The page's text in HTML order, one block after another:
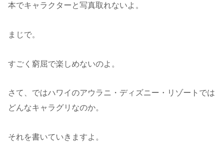
本でキャラクターと写真取れないよ。
まじで。
すごく窮屈で楽しめないのよ。
さて、ではハワイのアウラニ・ディズニー・リゾートでは
どんなキャラグリなのか。
それを書いていきますよ。